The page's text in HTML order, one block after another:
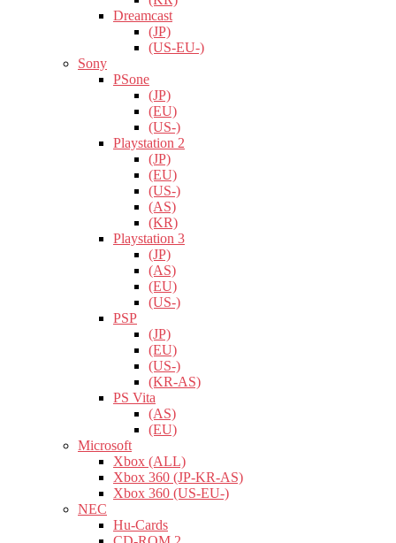
Dreamcast
(JP)
(US-EU-)
Sony
PSone
(JP)
(EU)
(US-)
Playstation 2
(JP)
(EU)
(US-)
(AS)
(KR)
Playstation 3
(JP)
(AS)
(EU)
(US-)
PSP
(JP)
(EU)
(US-)
(KR-AS)
PS Vita
(AS)
(EU)
Microsoft
Xbox (ALL)
Xbox 360 (JP-KR-AS)
Xbox 360 (US-EU-)
NEC
Hu-Cards